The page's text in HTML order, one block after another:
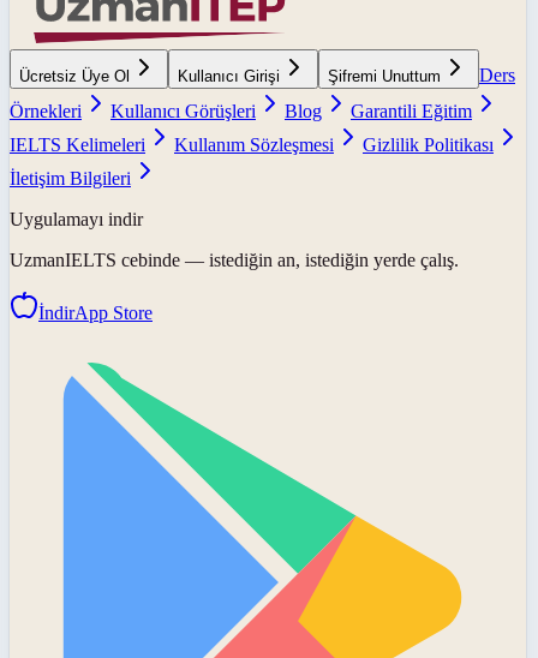
Ücretsiz Üye Ol Kullanıcı Girişi Şifremi Unuttum
Ders
Örnekleri
Kullanıcı Görüşleri Blog
Garantili Eğitim
IELTS Kelimeleri
Kullanım Sözleşmesi
Gizlilik Politikası
İletişim Bilgileri
Uygulamayı indir
UzmanIELTS cebinde — istediğin an, istediğin yerde çalış.
İndirApp Store